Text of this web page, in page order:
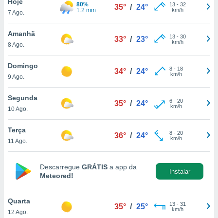
lhe
e
com
e
a
cookies
a
7 Ago.
80%
1.2 mm
35° / 24° 13- 32
km/h
Amanhã
8 Ago.
33° / 23° 13- 30
km/h
Domingo
9 Ago.
34° / 24° 8- 18
km/h
Segunda
10 Ago.
35° / 24° 6- 20
km/h
Terça
11 Ago.
36° / 24° 8- 20
km/h
Descarregue GRÁTIS a app da
Meteored!
Instalar
Quarta
12 Ago.
35° / 25° 13- 31
km/h